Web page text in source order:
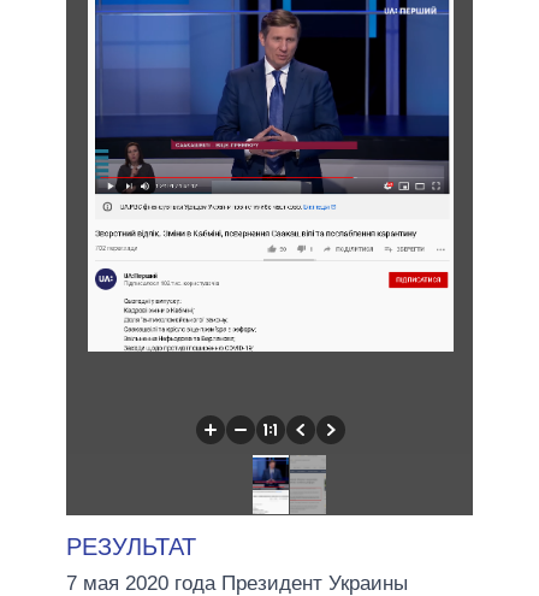
РЕЗУЛЬТАТ
7 мая 2020 года Президент Украины